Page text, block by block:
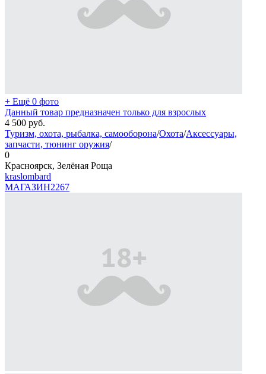
+ Ещё 0 фото
Данный товар предназначен только для взрослых
4 500 руб.
Туризм, охота, рыбалка, самооборона/Охота/Аксессуары,
запчасти, тюнинг оружия/
0
Красноярск, Зелёная Роща
kraslombard
МАГАЗИН2267